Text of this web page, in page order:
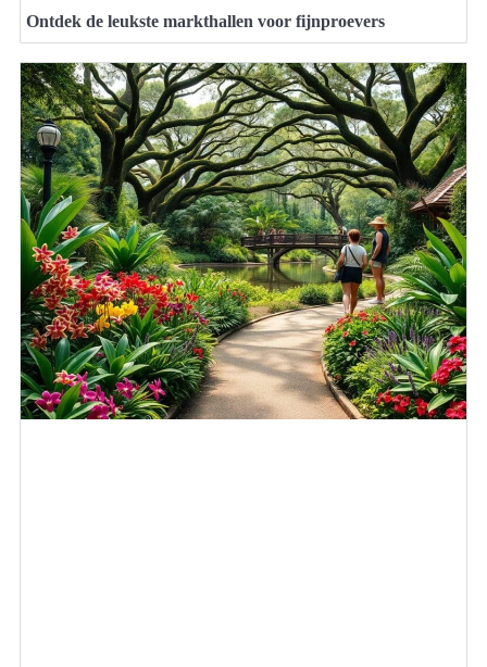
Ontdek de leukste markthallen voor fijnproevers